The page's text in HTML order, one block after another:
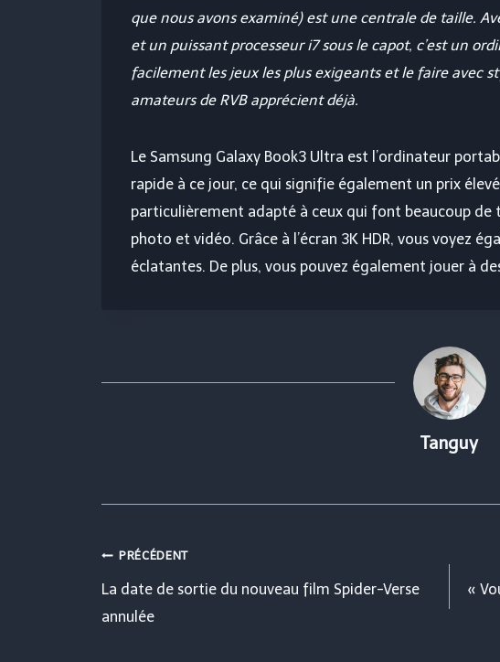
que nous avons examiné) est une centrale de taille.
et un puissant processeur i7 sous le capot, c’est un
facilement les jeux les plus exigeants et le faire avec
amateurs de RVB apprécient déjà.
Le Samsung Galaxy Book3 Ultra est l’ordinateur
rapide à ce jour, ce qui signifie également un prix
particulièrement adapté à ceux qui font beaucoup
photo et vidéo. Grâce à l’écran 3K HDR, vous voyez
éclatantes. De plus, vous pouvez également jouer à
Tanguy
Navigation
de
PRÉCÉDENT
La date de sortie du nouveau film Spider-Verse
annulée
«